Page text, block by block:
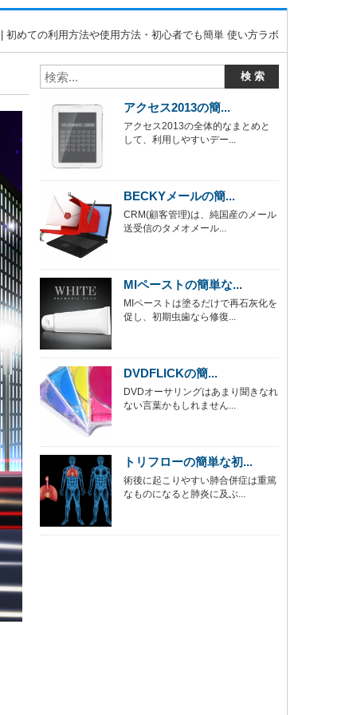
めての利用方法や使用方法・初心者でも簡単 使い方ラボ
アクセス2013の簡...
アクセス2013の全体的なまとめと
して、利用しやすいデー...
BECKYメールの簡...
CRM(顧客管理)は、純国産のメール
送受信のタメオメール...
MIペーストの簡単な...
MIペーストは塗るだけで再石灰化を
促し、初期虫歯なら修復...
DVDFLICKの簡...
DVDオーサリングはあまり聞きなれ
ない言葉かもしれません...
トリフローの簡単な初...
術後に起こりやすい肺合併症は重篤
なものになると肺炎に及ぶ...